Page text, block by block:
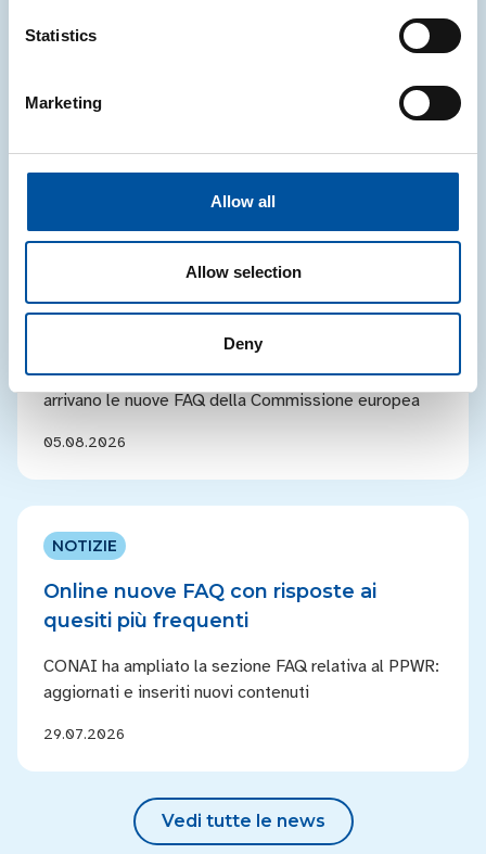
Statistics
Marketing
Allow all
Allow selection
Deny
CONAI ha aggiornate le note informative relative
agli obblighi di etichettatura in Francia, Spagna e
PPWR: aggiornate le FAQ ufficiali della
Commissione europea in vista del 12
A pochi giorni dall’applicazione del Regolamento,
arrivano le nuove FAQ della Commissione europea
05.08.2026
NOTIZIE
Online nuove FAQ con risposte ai
quesiti più frequenti
CONAI ha ampliato la sezione FAQ relativa al PPWR:
aggiornati e inseriti nuovi contenuti
29.07.2026
Vedi tutte le news